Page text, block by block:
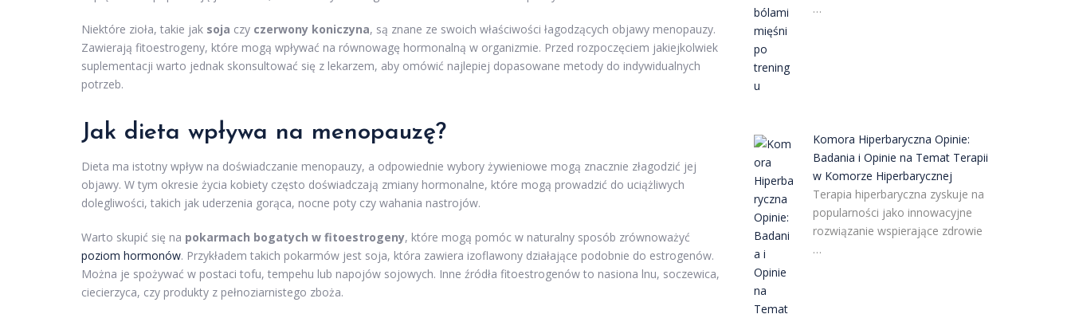
Niektóre zioła, takie jak soja czy czerwony koniczyna, są znane ze swoich właściwości łagodzących objawy menopauzy.
Zawierają fitoestrogeny, które mogą wpływać na równowagę hormonalną w organizmie. Przed rozpoczęciem jakiejkolwiek
suplementacji warto jednak skonsultować się z lekarzem, aby omówić najlepiej dopasowane metody do indywidualnych
potrzeb.
Jak dieta wpływa na menopauzę?
Dieta ma istotny wpływ na doświadczanie menopauzy, a odpowiednie wybory żywieniowe mogą znacznie złagodzić jej
objawy. W tym okresie życia kobiety często doświadczają zmiany hormonalne, które mogą prowadzić do uciążliwych
dolegliwości, takich jak uderzenia gorąca, nocne poty czy wahania nastrojów.
Warto skupić się na pokarmach bogatych w fitoestrogeny, które mogą pomóc w naturalny sposób zrównoważyć
poziom hormonów. Przykładem takich pokarmów jest soja, która zawiera izoflawony działające podobnie do estrogenów.
Można je spożywać w postaci tofu, tempehu lub napojów sojowych. Inne źródła fitoestrogenów to nasiona lnu, soczewica,
ciecierzyca, czy produkty z pełnoziarnistego zboża.
…
Komora Hiperbaryczna Opinie:
Badania i Opinie na Temat Terapii
w Komorze Hiperbarycznej
Terapia hiperbaryczna zyskuje na
popularności jako innowacyjne
rozwiązanie wspierające zdrowie
…